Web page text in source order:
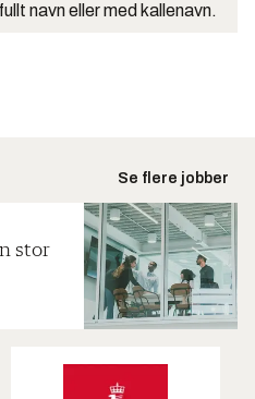
navn eller med kallenavn.
Se flere jobber
stor